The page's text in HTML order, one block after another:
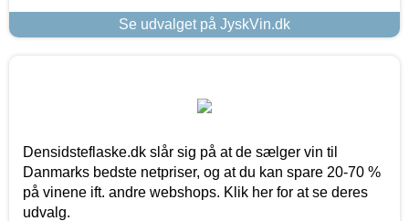
Se udvalget på JyskVin.dk
Densidsteflaske.dk slår sig på at de sælger vin til
Danmarks bedste netpriser, og at du kan spare 20-70 %
på vinene ift. andre webshops. Klik her for at se deres
udvalg.